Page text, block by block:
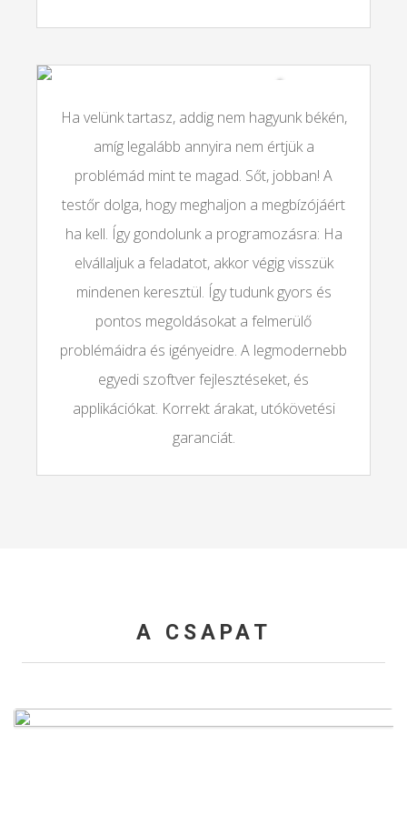
Ha velünk tartasz, addig nem hagyunk békén,
amíg legalább annyira nem értjük a
problémád mint te magad. Sőt, jobban! A
testőr dolga, hogy meghaljon a megbízójáért
ha kell. Így gondolunk a programozásra: Ha
elvállaljuk a feladatot, akkor végig visszük
mindenen keresztül. Így tudunk gyors és
pontos megoldásokat a felmerülő
problémáidra és igényeidre. A legmodernebb
egyedi szoftver fejlesztéseket, és
applikációkat. Korrekt árakat, utókövetési
garanciát.
A CSAPAT